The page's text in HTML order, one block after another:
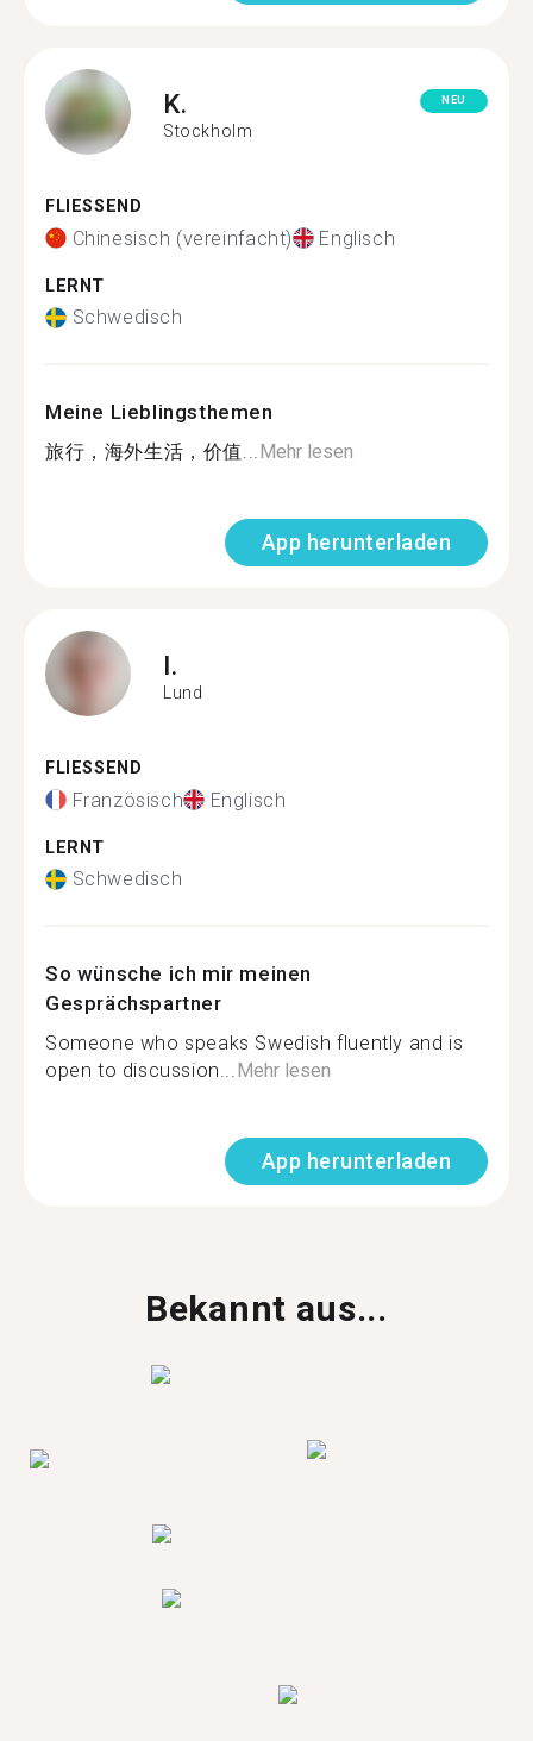
K.
Stockholm
NEU
FLIESSEND
Chinesisch (vereinfacht) Englisch
LERNT
Schwedisch
Meine Lieblingsthemen
旅行，海外生活，价值...Mehr lesen
App herunterladen
I.
Lund
FLIESSEND
Französisch Englisch
LERNT
Schwedisch
So wünsche ich mir meinen
Gesprächspartner
Someone who speaks Swedish fluently and is
open to discussion...Mehr lesen
App herunterladen
Bekannt aus...